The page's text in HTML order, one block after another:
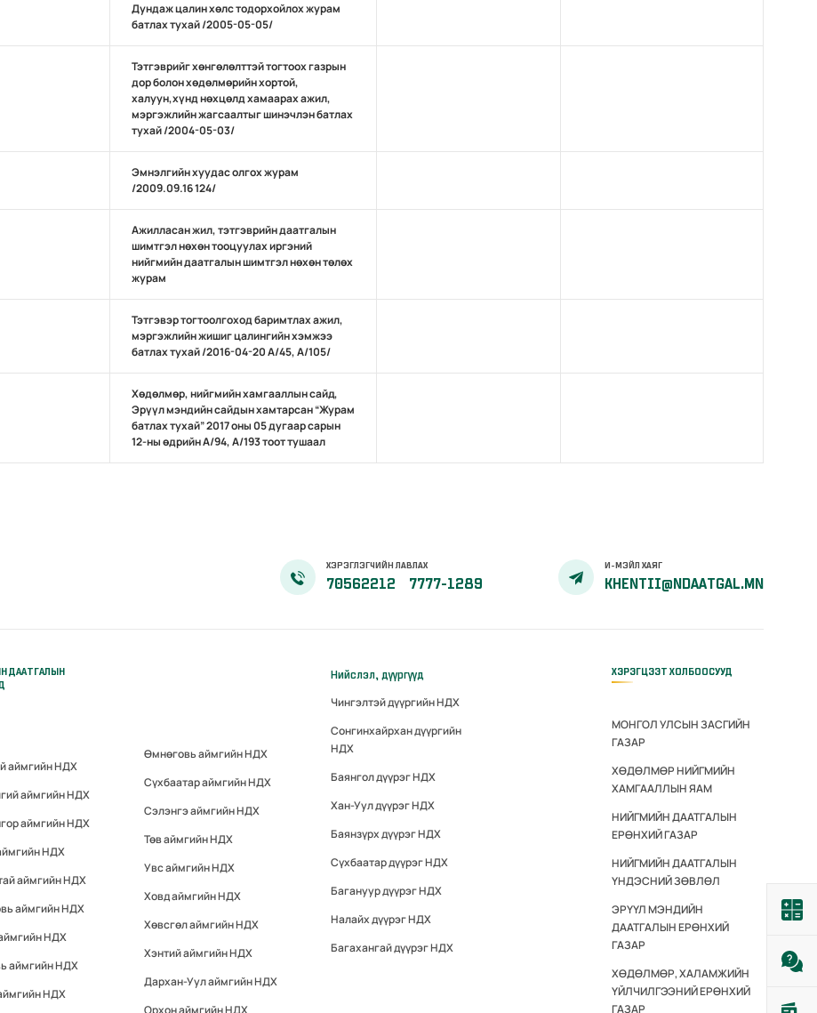
Дундаж цалин хөлс тодорхойлох журам
батлах тухай /2005-05-05/
Тэтгэврийг хөнгөлөлттэй тогтоох газрын
дор болон хөдөлмөрийн хортой,
халуун,хүнд нөхцөлд хамаарах ажил,
мэргэжлийн жагсаалтыг шинэчлэн батлах
тухай /2004-05-03/
Эмнэлгийн хуудас олгох журам
/2009.09.16 124/
Ажилласан жил, тэтгэврийн даатгалын
шимтгэл нөхөн тооцуулах иргэний
нийгмийн даатгалын шимтгэл нөхөн төлөх
журам
Тэтгэвэр тогтоолгоход баримтлах ажил,
мэргэжлийн жишиг цалингийн хэмжээ
батлах тухай /2016-04-20 А/45, А/105/
Хөдөлмөр, нийгмийн хамгааллын сайд,
Эрүүл мэндийн сайдын хамтарсан “Журам
батлах тухай” 2017 оны 05 дугаар сарын
12-ны өдрийн А/94, А/193 тоот тушаал
ХЭРЭГЛЭГЧИЙН ЛАВЛАХ
70562212 7777-1289
И-МЭЙЛ ХАЯГ
KHENTII@NDAATGAL.MN
ДААТГАЛЫН
аймгийн НДХ
аймгийн НДХ
аймгийн НДХ
НДХ
аймгийн НДХ
аймгийн НДХ
НДХ
аймгийн НДХ
НДХ
Өмнөговь аймгийн НДХ
Сүхбаатар аймгийн НДХ
Сэлэнгэ аймгийн НДХ
Төв аймгийн НДХ
Увс аймгийн НДХ
Ховд аймгийн НДХ
Хөвсгөл аймгийн НДХ
Хэнтий аймгийн НДХ
Дархан-Уул аймгийн НДХ
Нийслэл, дүүргүүд
Чингэлтэй дүүргийн НДХ
Сонгинхайрхан дүүргийн
НДХ
Баянгол дүүрэг НДХ
Хан-Уул дүүрэг НДХ
Баянзүрх дүүрэг НДХ
Сүхбаатар дүүрэг НДХ
Багануур дүүрэг НДХ
Налайх дүүрэг НДХ
Багахангай дүүрэг НДХ
ХЭРЭГЦЭЭТ ХОЛБООСУУД
МОНГОЛ УЛСЫН ЗАСГИЙН
ГАЗАР
ХӨДӨЛМӨР НИЙГМИЙН
ХАМГААЛЛЫН ЯАМ
НИЙГМИЙН ДААТГАЛЫН
ЕРӨНХИЙ ГАЗАР
НИЙГМИЙН ДААТГАЛЫН
ҮНДЭСНИЙ ЗӨВЛӨЛ
ЭРҮҮЛ МЭНДИЙН
ДААТГАЛЫН ЕРӨНХИЙ
ГАЗАР
ХӨДӨЛМӨР, ХАЛАМЖИЙН
ҮЙЛЧИЛГЭЭНИЙ ЕРӨНХИЙ
ГАЗАР